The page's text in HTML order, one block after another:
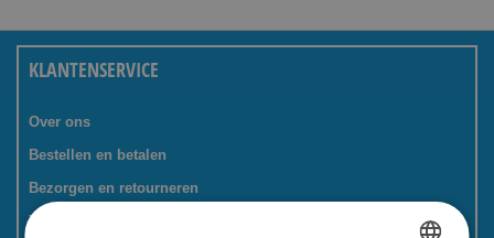
KLANTENSERVICE
Over ons
Bestellen en betalen
Bezorgen en retourneren
Tevredenheidsgarantie